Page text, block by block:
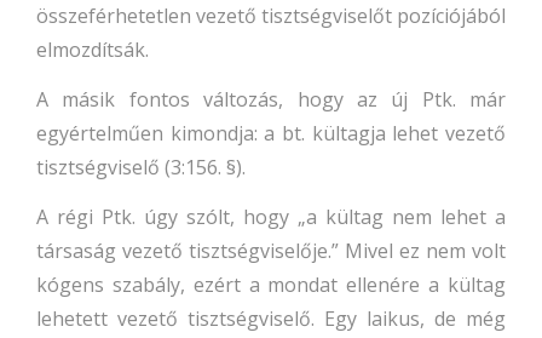
összeférhetetlen vezető tisztségviselőt pozíciójából
elmozdítsák.
A másik fontos változás, hogy az új Ptk. már
egyértelműen kimondja: a bt. kültagja lehet vezető
tisztségviselő (3:156. §).
A régi Ptk. úgy szólt, hogy „a kültag nem lehet a
társaság vezető tisztségviselője.” Mivel ez nem volt
kógens szabály, ezért a mondat ellenére a kültag
lehetett vezető tisztségviselő. Egy laikus, de még